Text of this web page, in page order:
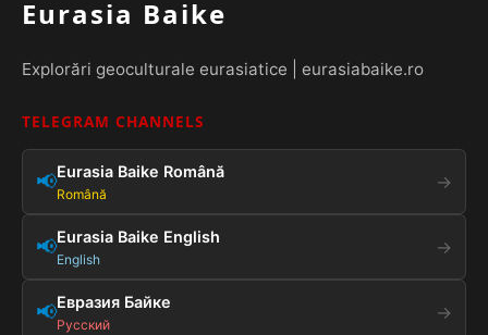
Eurasia Baike
Explorări geoculturale eurasiatice | eurasiabaike.ro
TELEGRAM CHANNELS
📢Eurasia Baike Română
Română
→
📢Eurasia Baike English
English
→
📢Евразия Байке
Русский
→